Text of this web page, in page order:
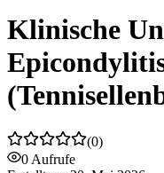
Klinische
(0)
0 Aufrufe